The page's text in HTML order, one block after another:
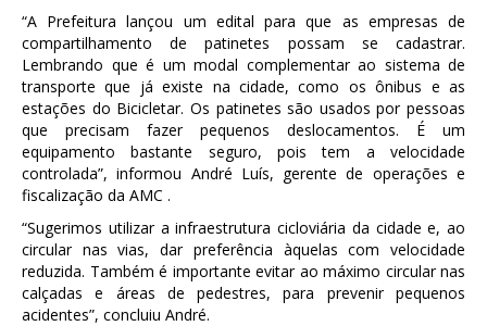
“A Prefeitura lançou um edital para que as empresas de
compartilhamento de patinetes possam se cadastrar.
Lembrando que é um modal complementar ao sistema de
transporte que já existe na cidade, como os ônibus e as
estações do Bicicletar. Os patinetes são usados por pessoas
que precisam fazer pequenos deslocamentos. É um
equipamento bastante seguro, pois tem a velocidade
controlada”, informou André Luís, gerente de operações e
fiscalização da AMC .
“Sugerimos utilizar a infraestrutura cicloviária da cidade e, ao
circular nas vias, dar preferência àquelas com velocidade
reduzida. Também é importante evitar ao máximo circular nas
calçadas e áreas de pedestres, para prevenir pequenos
acidentes”, concluiu André.